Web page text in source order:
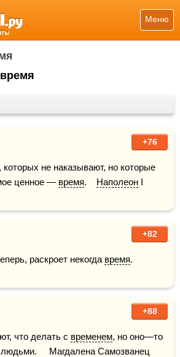
Меню
+76
, которых не наказывают, но которые
ценное — время. Наполеон I
+82
раскроет некогда время.
+88
что делать с временем, но оно—то
людьми.     Магдалена Самозванец